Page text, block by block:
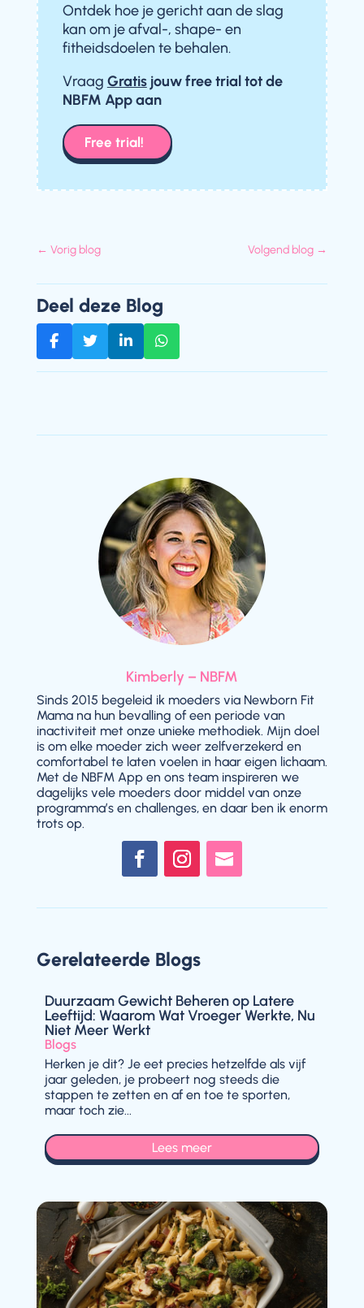
Ontdek hoe je gericht aan de slag
kan om je afval-, shape- en
fitheidsdoelen te behalen.
Vraag Gratisjouw free trialtot de
NBFM App aan
Free trial!
← Vorig blog Volgend blog →
Deel deze Blog
Kimberly – NBFM
Sinds 2015 begeleid ik moeders via Newborn Fit
Mama na hun bevalling of een periode van
inactiviteit met onze unieke methodiek. Mijn doel
is om elke moeder zich weer zelfverzekerd en
comfortabel te laten voelen in haar eigen lichaam.
Met de NBFM App en ons team inspireren we
dagelijks vele moeders door middel van onze
programma’s en challenges, en daar ben ik enorm
trots op.
Gerelateerde Blogs
Duurzaam Gewicht Beheren op Latere
Leeftijd: Waarom Wat Vroeger Werkte, Nu
Niet Meer Werkt
Blogs
Herken je dit? Je eet precies hetzelfde als vijf
jaar geleden, je probeert nog steeds die
stappen te zetten en af en toe te sporten,
maar toch zie...
Lees meer